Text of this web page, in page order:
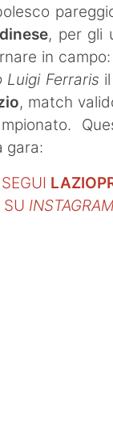
, per gli
in
Luigi Ferraris
, match
gara:
SU